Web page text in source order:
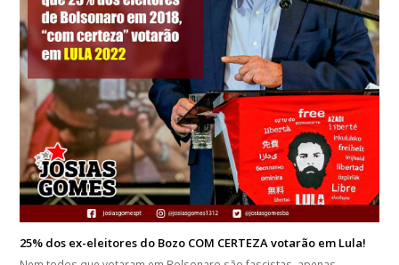
25% dos ex-eleitores do Bozo COM CERTEZA votarão em Lula!